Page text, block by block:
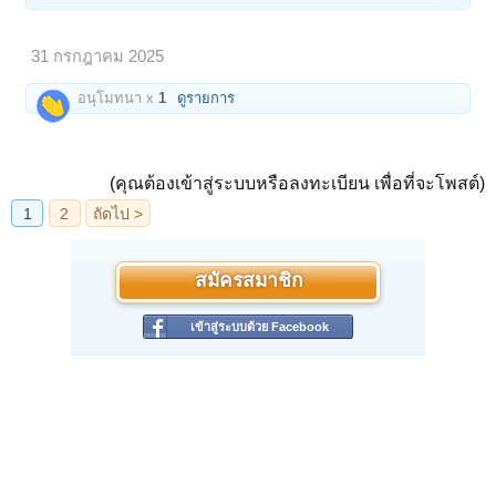
31 กรกฎาคม 2025
อนุโมทนา x1 ดูรายการ
(คุณต้องเข้าสู่ระบบหรือลงทะเบียน เพื่อที่จะโพสต์)
สมัครสมาชิก
เข้าสู่ระบบด้วย Facebook